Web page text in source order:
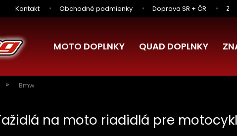
Kontakt Obchodné podmienky Doprava SR + ČR
MOTO DOPLNKY QUAD DOPLNKY
Bmw
na moto riadidlá pre